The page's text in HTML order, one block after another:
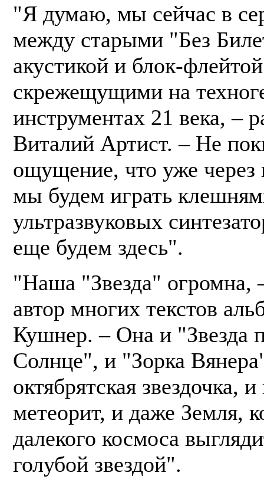
"Я думаю, мы сейчас в
между старыми "Без
акустикой и блок-
скрежещущими на
инструментах 21 века, –
Виталий Артист. – Не
ощущение, что уже через
мы будем играть
ультразвуковых
еще будем здесь".
"Наша "Звезда" огромна,
автор многих текстов
Кушнер. – Она и "Звезда
Солнце", и "Зорка
октябрятская звездочка,
метеорит, и даже Земля,
далекого космоса
голубой звездой".